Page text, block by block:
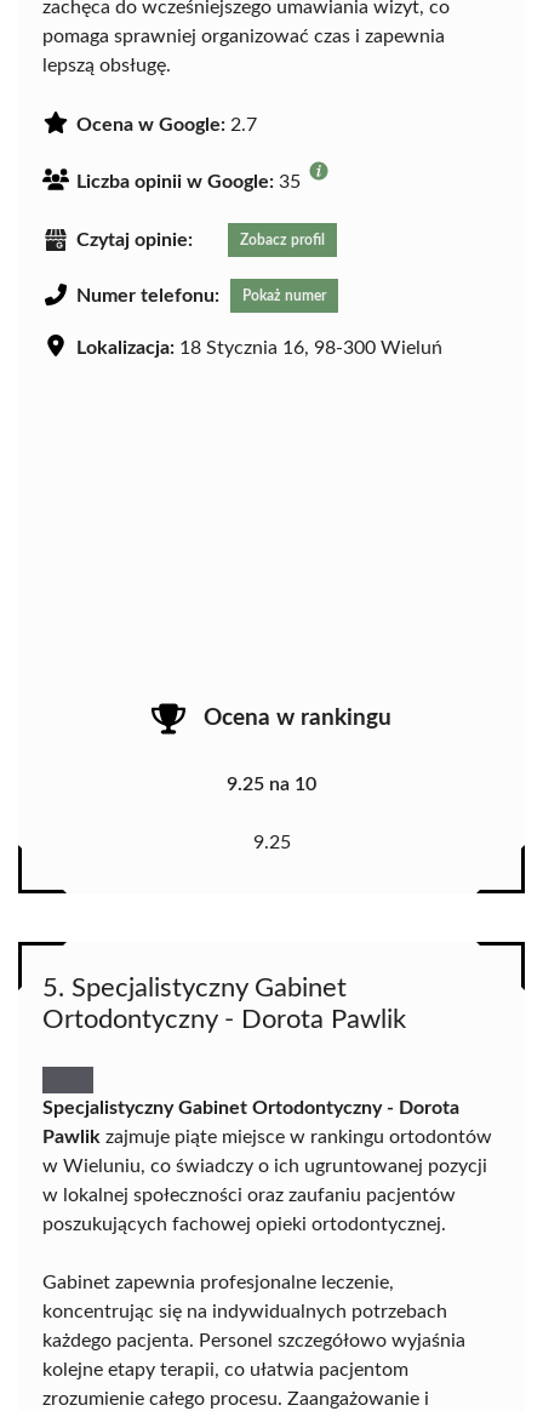
zachęca do wcześniejszego umawiania wizyt, co
pomaga sprawniej organizować czas i zapewnia
lepszą obsługę.
Ocena w Google: 2.7
Liczba opinii w Google: 35
Czytaj opinie: Zobacz profil
Numer telefonu: Pokaż numer
Lokalizacja: 18 Stycznia 16, 98-300 Wieluń
Ocena w rankingu
9.25 na 10
9.25
5. Specjalistyczny Gabinet
Ortodontyczny - Dorota Pawlik
Specjalistyczny Gabinet Ortodontyczny - Dorota
Pawlik zajmuje piąte miejsce w rankingu ortodontów
w Wieluniu, co świadczy o ich ugruntowanej pozycji
w lokalnej społeczności oraz zaufaniu pacjentów
poszukujących fachowej opieki ortodontycznej.
Gabinet zapewnia profesjonalne leczenie,
koncentrując się na indywidualnych potrzebach
każdego pacjenta. Personel szczegółowo wyjaśnia
kolejne etapy terapii, co ułatwia pacjentom
zrozumienie całego procesu. Zaangażowanie i